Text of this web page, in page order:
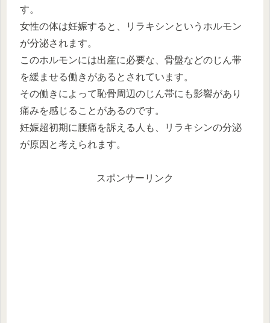
す。
女性の体は妊娠すると、リラキシンというホルモン
が分泌されます。
このホルモンには出産に必要な、骨盤などのじん帯
を緩ませる働きがあるとされています。
その働きによって恥骨周辺のじん帯にも影響があり
痛みを感じることがあるのです。
妊娠超初期に腰痛を訴える人も、リラキシンの分泌
が原因と考えられます。
スポンサーリンク